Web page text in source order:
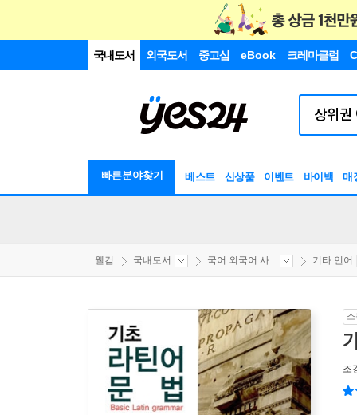
국내도서 외국도서 중고샵 eBook 크레마클럽
빠른분야찾기 베스트 신상품 이벤트 바이백 매
웰컴 국내도서 국어 외국어 사... 기타 언어
조